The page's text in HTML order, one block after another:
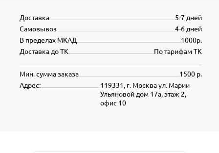
5-7 дней
Доставка
4-6 дней
Самовывоз
1000р.
В пределах МКАД
По тарифам ТК
Доставка до ТК
1500 р.
Мин. сумма заказа
119331, г. Москва ул. Марии
Ульяновой дом 17а, этаж 2,
офис 10
Адрес: